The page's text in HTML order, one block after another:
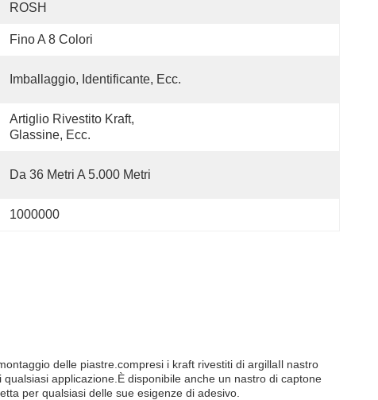
ROSH
Fino A 8 Colori
Imballaggio, Identificante, Ecc.
Artiglio Rivestito Kraft,
Glassine, Ecc.
Da 36 Metri A 5.000 Metri
1000000
delle piastre.compresi i kraft rivestiti di argillaIl nastro
applicazione.È disponibile anche un nastro di captone
per qualsiasi delle sue esigenze di adesivo.